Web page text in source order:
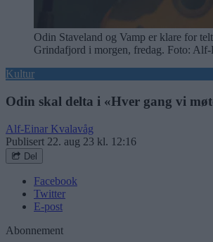
Odin Staveland og Vamp er klare for
Grindafjord i morgen, fredag. Foto:
Kultur
Odin skal delta i «Hver gang vi
Alf-Einar Kvalavåg
Publisert 22. aug 23 kl. 12:16
Del
Facebook
Twitter
E-post
Abonnement